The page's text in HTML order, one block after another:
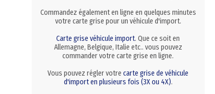
Commandez également en ligne en quelques minutes
votre carte grise pour un véhicule d'import.
Carte grise véhicule import. Que ce soit en
Allemagne, Belgique, Italie etc.. vous pouvez
commander votre carte grise en ligne.
Vous pouvez régler votrecarte grise de véhicule
d'import en plusieurs fois (3X ou 4X).